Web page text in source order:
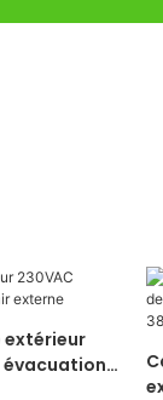
évacuation